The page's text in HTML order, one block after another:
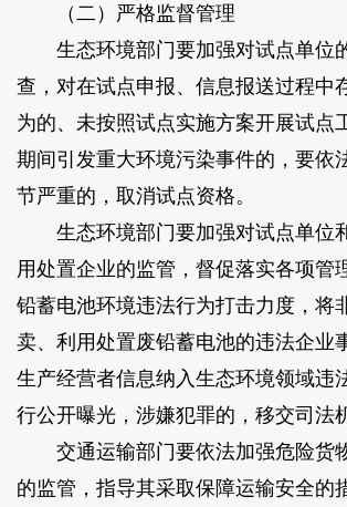
（二）严格监督管理
生态环境部门要加强对试点单位
查，对在试点申报、信息报送过程中
为的、未按照试点实施方案开展试点
期间引发重大环境污染事件的，要依
节严重的，取消试点资格。
生态环境部门要加强对试点单位
用处置企业的监管，督促落实各项管
铅蓄电池环境违法行为打击力度，将
卖、利用处置废铅蓄电池的违法企业
生产经营者信息纳入生态环境领域违
行公开曝光，涉嫌犯罪的，移交司法
交通运输部门要依法加强危险货
的监管，指导其采取保障运输安全的